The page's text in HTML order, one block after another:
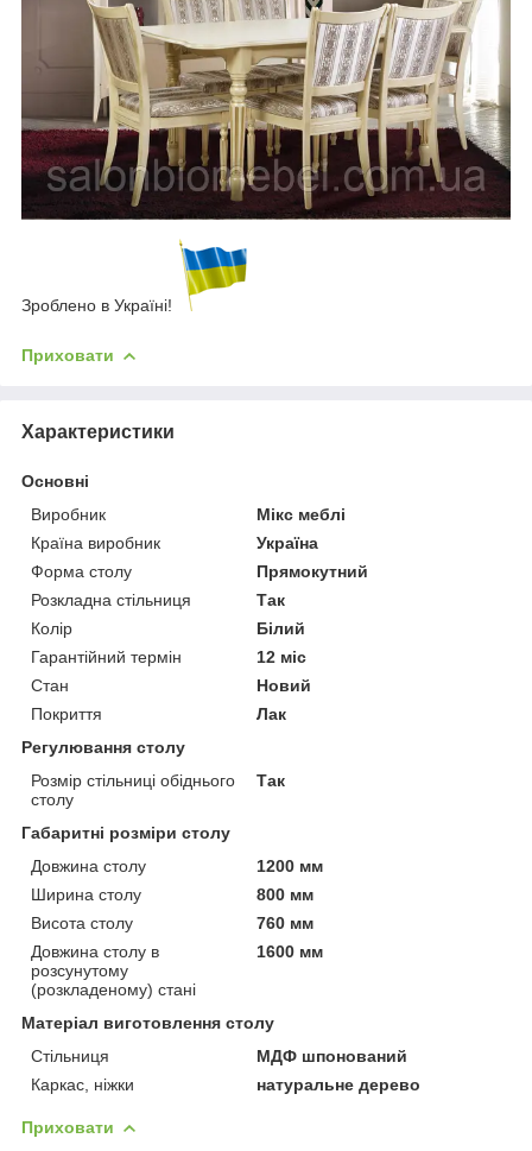
Зроблено в Україні!
Приховати
Характеристики
Основні
Виробник
Мікс меблі
Країна виробник
Україна
Форма столу
Прямокутний
Розкладна стільниця
Так
Колір
Білий
Гарантійний термін
12 міс
Стан
Новий
Покриття
Лак
Регулювання столу
Розмір стільниці обіднього
столу
Так
Габаритні розміри столу
Довжина столу
1200 мм
Ширина столу
800 мм
Висота столу
760 мм
Довжина столу в
розсунутому
(розкладеному) стані
1600 мм
Матеріал виготовлення столу
Стільниця
МДФ шпонований
Каркас, ніжки
натуральне дерево
Приховати